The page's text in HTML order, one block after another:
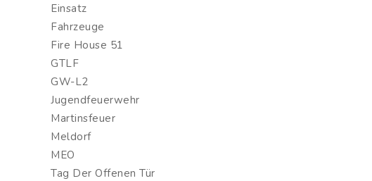
Einsatz
Fahrzeuge
Fire House 51
GTLF
GW-L2
Jugendfeuerwehr
Martinsfeuer
Meldorf
MEO
Tag Der Offenen Tür